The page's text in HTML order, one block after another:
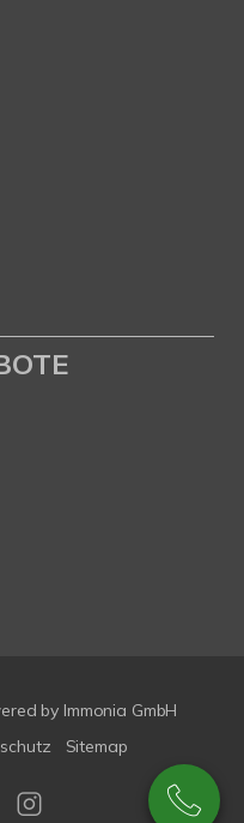
by Immonia GmbH
Sitemap